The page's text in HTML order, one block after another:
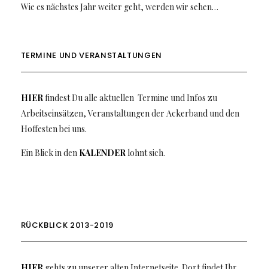
Wie es nächstes Jahr weiter geht, werden wir sehen…
TERMINE UND VERANSTALTUNGEN
HIER findest Du alle aktuellen Termine und Infos zu
Arbeitseinsätzen, Veranstaltungen der Ackerband und den
Hoffesten bei uns.
Ein Blick in den KALENDER lohnt sich.
RÜCKBLICK 2013-2019